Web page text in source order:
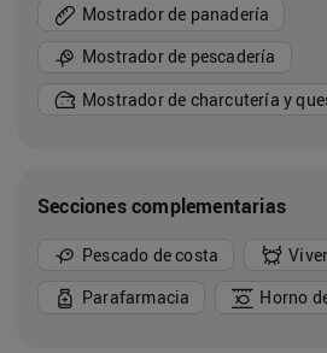
Mostrador de panadería
Mostrador de pescadería
Mostrador de charcutería y
Secciones complementarias
Pescado de costa
Parafarmacia
Horno